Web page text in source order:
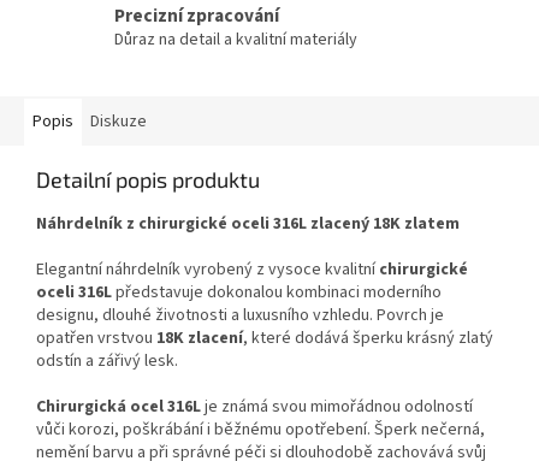
Precizní zpracování
Důraz na detail a kvalitní materiály
Popis Diskuze
Detailní popis produktu
Náhrdelník z chirurgické oceli 316L zlacený 18K zlatem
Elegantní náhrdelník vyrobený z vysoce kvalitníchirurgické
oceli 316Lpředstavuje dokonalou kombinaci moderního
designu, dlouhé životnosti a luxusního vzhledu. Povrch je
opatřen vrstvou 18K zlacení, které dodává šperku krásný zlatý
odstín a zářivý lesk.
Chirurgická ocel 316Lje známá svou mimořádnou odolností
vůči korozi, poškrábání i běžnému opotřebení. Šperk nečerná,
nemění barvu a při správné péči si dlouhodobě zachovává svůj